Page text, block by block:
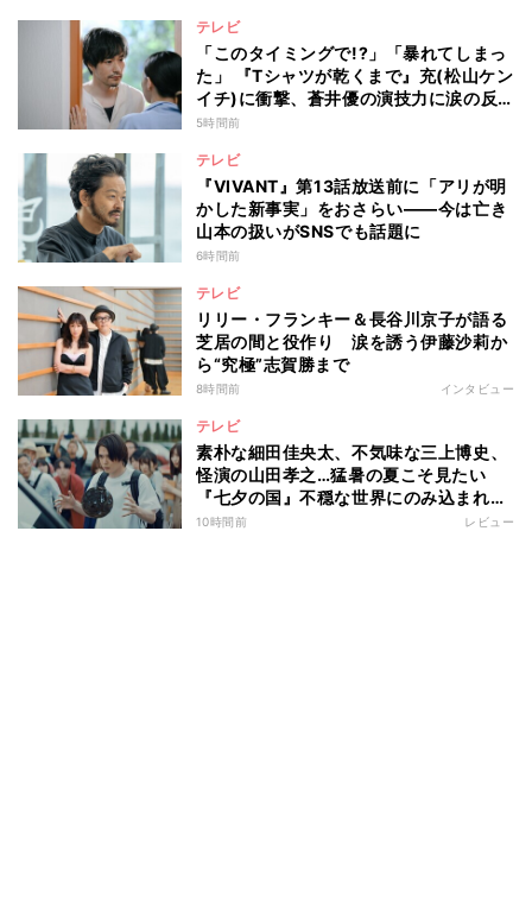
テレビ
「このタイミングで!?」「暴れてしまっ
た」 『Tシャツが乾くまで』充(松山ケン
イチ)に衝撃、蒼井優の演技力に涙の反
響も
5時間前
テレビ
『VIVANT』第13話放送前に「アリが明
かした新事実」をおさらい――今は亡き
山本の扱いがSNSでも話題に
6時間前
テレビ
リリー・フランキー＆長谷川京子が語る
芝居の間と役作り 涙を誘う伊藤沙莉か
ら“究極”志賀勝まで
8時間前 インタビュー
テレビ
素朴な細田佳央太、不気味な三上博史、
怪演の山田孝之…猛暑の夏こそ見たい
『七夕の国』不穏な世界にのみ込まれる
超常ミステリー
10時間前 レビュー